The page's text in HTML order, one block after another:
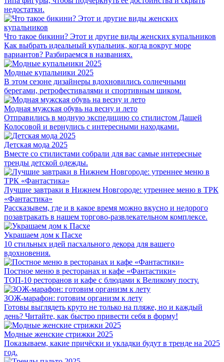
недостатки.
‎Что такое бикини?‎ Этот и другие виды женских купальников
Как выбрать идеальный купальник, когда вокруг море
вариантов? Разбираемся в названиях.
Модные купальники 2025
В этом сезоне дизайнеры вдохновились солнечными
берегами, ретрофестивалями и спортивным шиком.
Модная мужская обувь на весну и лето
Отправились в модную экспедицию со стилистом Дашей
Колосовой и вернулись с интересными находками.
Детская мода 2025
Вместе со стилистами собрали для вас самые интересные
тренды детской одежды.
Лучшие завтраки в Нижнем Новгороде: утреннее меню в ТРК
«Фантастика»
Рассказывем, где и в какое время можно вкусно и недорого
позавтракать в нашем торгово-развлекательном комплексе.
Украшаем дом к Пасхе
10 стильных идей пасхального декора для вашего
вдохновения.
Постное меню в ресторанах и кафе «Фантастики»
ТОП-10 ресторанов и кафе с блюдами к Великому посту.
ЗОЖ-марафон: готовим организм к лету
Готовы выглядеть круто не только на пляже, но и каждый
день? Читайте, как быстро привести себя в форму!
Модные женские стрижки 2025
Показываем, какие причёски и укладки будут в тренде на 2025
год.